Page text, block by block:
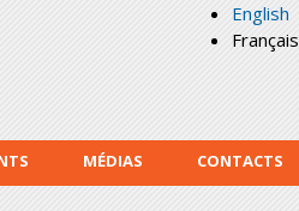
English
Français
MÉDIAS CONTACTS